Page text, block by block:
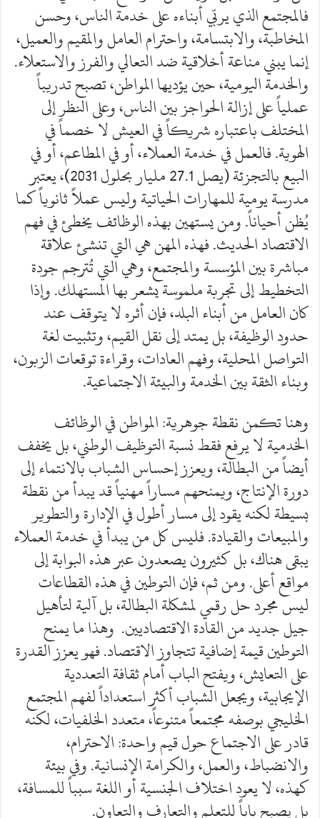
فالمجتمع الذي يربّي أبناءه على خدمة الناس، وحسن
المخاطبة، والابتسامة، واحترام العامل والمقيم والعميل،
إنما يبني مناعة أخلاقية ضد التعالي والفرز والاستعلاء.
والخدمة اليومية، حين يؤديها المواطن، تصبح تدريباً
عملياً على إزالة الحواجز بين الناس، وعلى النظر إلى
المختلف باعتباره شريكاً في العيش لا خصماً في
الهوية. فالعمل في خدمة العملاء، أو في المطاعم، أو في
البيع بالتجزئة (يصل 27.1 مليار بحلول 2031)، يعتبر
مدرسة يومية للمهارات الحياتية وليس عملاً ثانوياً كما
يُظن أحياناً. ومن يستهين بهذه الوظائف يخطئ في فهم
الاقتصاد الحديث. فهذه المهن هي التي تنشئ علاقة
مباشرة بين المؤسسة والمجتمع، وهي التي تُترجم جودة
التخطيط إلى تجربة ملموسة يشعر بها المستهلك. وإذا
كان العامل من أبناء البلد، فإن أثره لا يتوقف عند
حدود الوظيفة، بل يمتد إلى نقل القيم، وتثبيت لغة
التواصل المحلية، وفهم العادات، وقراءة توقعات الزبون،
وبناء الثقة بين الخدمة والبيئة الاجتماعية.
وهنا تكمن نقطة جوهرية: المواطن في الوظائف
الخدمية لا يرفع فقط نسبة التوظيف الوطني، بل يخفف
أيضاً من البطالة، ويعزز إحساس الشباب بالانتماء إلى
دورة الإنتاج، ويمنحهم مساراً مهنياً قد يبدأ من نقطة
بسيطة لكنه يقود إلى مسار أطول في الإدارة والتطوير
والمبيعات والقيادة. فليس كل من يبدأ في خدمة العملاء
يبقى هناك، بل كثيرون يصعدون عبر هذه البوابة إلى
مواقع أعلى. ومن ثم، فإن التوطين في هذه القطاعات
ليس مجرد حل رقمي لمشكلة البطالة، بل آلية لتأهيل
جيل جديد من القادة الاقتصاديين. وهذا ما يمنح
التوطين قيمة إضافية تتجاوز الاقتصاد. فهو يعزز القدرة
على التعايش، ويفتح الباب أمام ثقافة التعددية
الإيجابية، ويجعل الشباب أكثر استعداداً لفهم المجتمع
الخليجي بوصفه مجتمعاً متنوعاً، متعدد الخلفيات، لكنه
قادر على الاجتماع حول قيم واحدة: الاحترام،
والانضباط، والعمل، والكرامة الإنسانية. وفي بيئة
كهذه، لا يعود اختلاف الجنسية أو اللغة سبباً للمسافة،
بل يصبح باباً للتعلم والتعارف والتعاون.